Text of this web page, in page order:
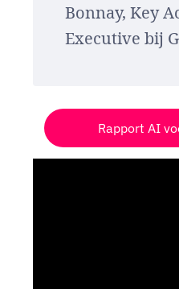
Bonnay, Key
Executive bij
Rapport AI